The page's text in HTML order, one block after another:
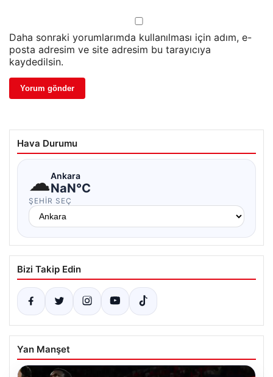
Daha sonraki yorumlarımda kullanılması için adım, e-
posta adresim ve site adresim bu tarayıcıya
kaydedilsin.
Hava Durumu
☁Ankara
NaN°C
ŞEHIR SEÇ
Bizi Takip Edin
Yan Manşet